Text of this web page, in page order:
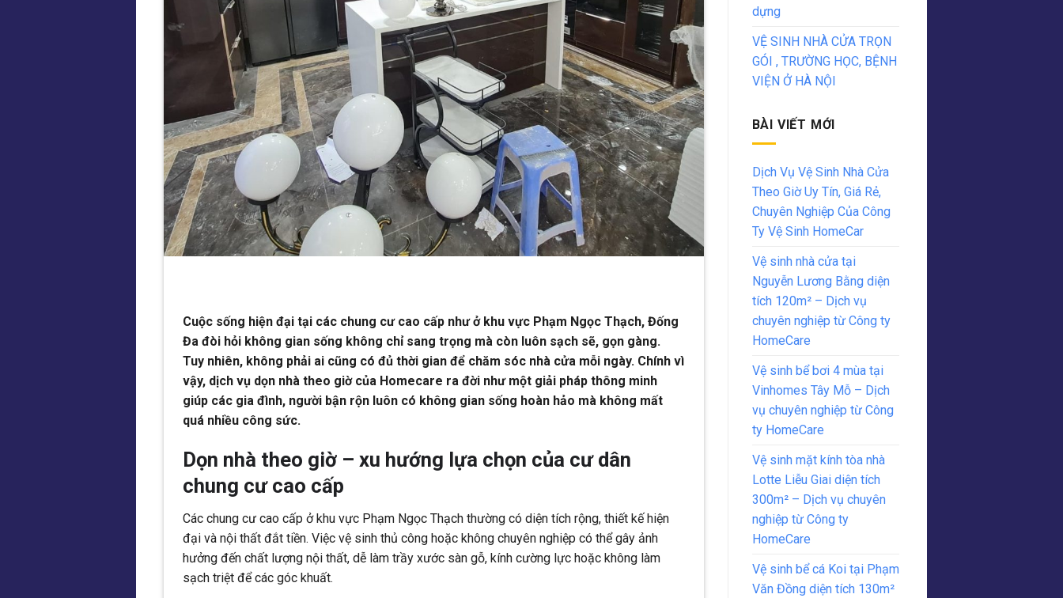
Cuộc sống hiện đại tại các chung cư cao cấp như ở khu vực Phạm Ngọc Thạch, Đống
Đa đòi hỏi không gian sống không chỉ sang trọng mà còn luôn sạch sẽ, gọn gàng.
Tuy nhiên, không phải ai cũng có đủ thời gian để chăm sóc nhà cửa mỗi ngày. Chính vì
vậy, dịch vụ dọn nhà theo giờ của Homecare ra đời như một giải pháp thông minh
giúp các gia đình, người bận rộn luôn có không gian sống hoàn hảo mà không mất
quá nhiều công sức.
Dọn nhà theo giờ – xu hướng lựa chọn của cư dân
chung cư cao cấp
Các chung cư cao cấp ở khu vực Phạm Ngọc Thạch thường có diện tích rộng, thiết kế hiện
đại và nội thất đắt tiền. Việc vệ sinh thủ công hoặc không chuyên nghiệp có thể gây ảnh
hưởng đến chất lượng nội thất, dễ làm trầy xước sàn gỗ, kính cường lực hoặc không làm
sạch triệt để các góc khuất.
dựng
VỆ SINH NHÀ CỬA TRỌN
GÓI , TRƯỜNG HỌC, BỆNH
VIỆN Ở HÀ NỘI
BÀI VIẾT MỚI
Dịch Vụ Vệ Sinh Nhà Cửa
Theo Giờ Uy Tín, Giá Rẻ,
Chuyên Nghiệp Của Công
Ty Vệ Sinh HomeCar
Vệ sinh nhà cửa tại
Nguyễn Lương Bằng diện
tích 120m² – Dịch vụ
chuyên nghiệp từ Công ty
HomeCare
Vệ sinh bể bơi 4 mùa tại
Vinhomes Tây Mỗ – Dịch
vụ chuyên nghiệp từ Công
ty HomeCare
Vệ sinh mặt kính tòa nhà
Lotte Liễu Giai diện tích
300m² – Dịch vụ chuyên
nghiệp từ Công ty
HomeCare
Vệ sinh bể cá Koi tại Phạm
Văn Đồng diện tích 130m²